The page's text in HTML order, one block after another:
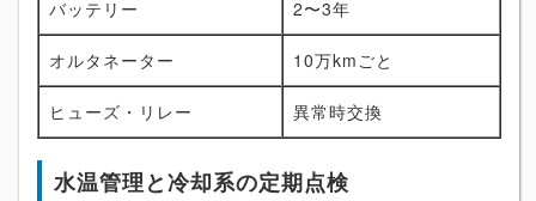
バッテリー 2〜3年
オルタネーター 10万kmごと
ヒューズ・リレー 異常時交換
水温管理と冷却系の定期点検